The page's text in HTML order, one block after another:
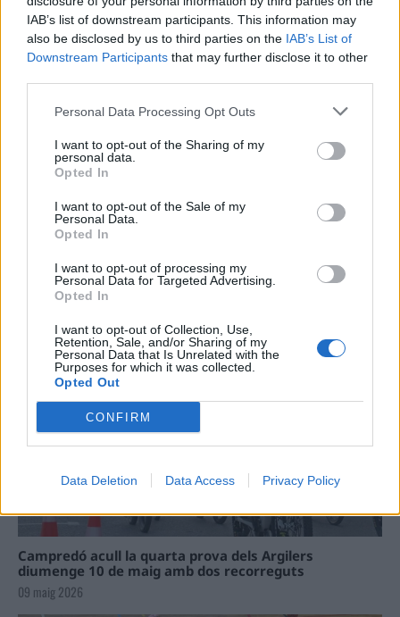
IAB’s list of downstream participants. This information may
also be disclosed by us to third parties on the IAB’s List of
Downstream Participants that may further disclose it to other
Personal Data Processing Opt Outs
I want to opt-out of the Sharing of my
personal data.
Opted In
I want to opt-out of the Sale of my
Personal Data.
Opted In
I want to opt-out of processing my
Personal Data for Targeted Advertising.
Opted In
I want to opt-out of Collection, Use,
Retention, Sale, and/or Sharing of my
Personal Data that Is Unrelated with the
Purposes for which it was collected.
Opted Out
CONFIRM
Data Deletion Data Access Privacy Policy
La Cursa de l’Aldea segona d’etiqueta d’or de la
09 maig 2026
Campredó acull la quarta prova dels Argilers
diumenge 10 de maig amb dos recorreguts
09 maig 2026